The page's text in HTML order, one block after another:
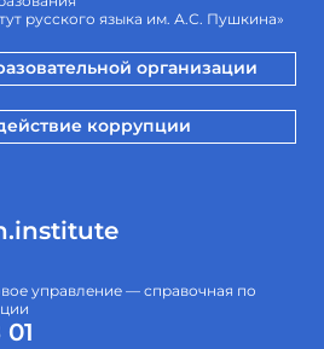
русского языка им. А.С. Пушкина»
организации
коррупции
управление — справочная по